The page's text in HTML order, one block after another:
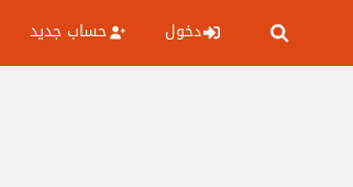
دخول حساب جديد